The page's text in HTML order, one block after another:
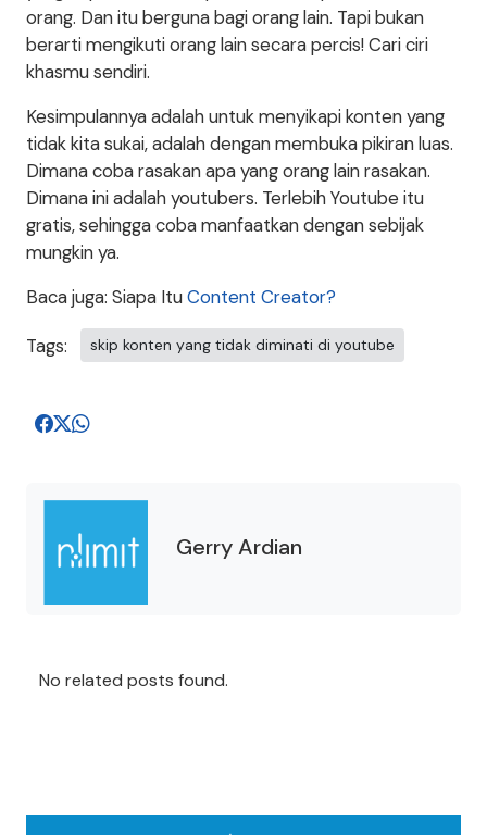
orang. Dan itu berguna bagi orang lain. Tapi bukan
berarti mengikuti orang lain secara percis! Cari ciri
khasmu sendiri.
Kesimpulannya adalah untuk menyikapi konten yang
tidak kita sukai, adalah dengan membuka pikiran luas.
Dimana coba rasakan apa yang orang lain rasakan.
Dimana ini adalah youtubers. Terlebih Youtube itu
gratis, sehingga coba manfaatkan dengan sebijak
mungkin ya.
Baca juga: Siapa ItuContent Creator?
Tags: skip konten yang tidak diminati di youtube
Gerry Ardian
No related posts found.